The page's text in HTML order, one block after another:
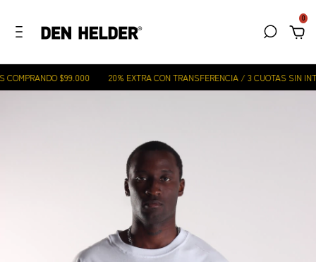
0
$99.000 20% EXTRA CON TRANSFERENCIA / 3 CUOTAS SIN